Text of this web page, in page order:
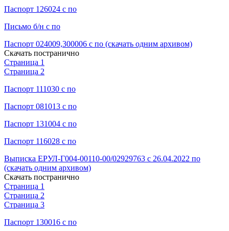
Паспорт 126024 с по
Письмо б/н с по
Паспорт 024009,300006 с по (скачать одним архивом)
Скачать постранично
Страница 1
Страница 2
Паспорт 111030 с по
Паспорт 081013 с по
Паспорт 131004 с по
Паспорт 116028 с по
Выписка ЕРУЛ-Г004-00110-00/02929763 с 26.04.2022 по
(скачать одним архивом)
Скачать постранично
Страница 1
Страница 2
Страница 3
Паспорт 130016 с по